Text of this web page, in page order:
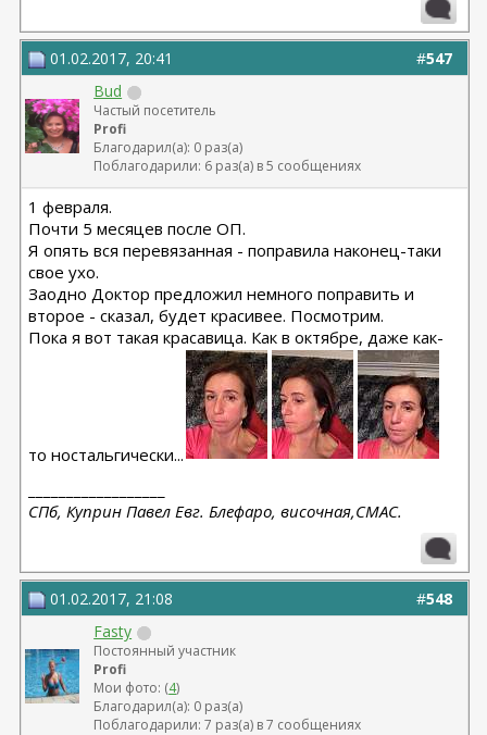
#547
01.02.2017, 20:41
Bud
Частый посетитель
Profi
Благодарил(а): 0 раз(а)
Поблагодарили: 6 раз(а) в 5 сообщениях
1 февраля.
Почти 5 месяцев после ОП.
Я опять вся перевязанная - поправила наконец-таки
свое ухо.
Заодно Доктор предложил немного поправить и
второе - сказал, будет красивее. Посмотрим.
Пока я вот такая красавица. Как в октябре, даже как-
то ностальгически...
СПб, Куприн Павел Евг. Блефаро, височная,СМАС.
#548
01.02.2017, 21:08
Fasty
Постоянный участник
Profi
Мои фото: (4)
Благодарил(а): 0 раз(а)
Поблагодарили: 7 раз(а) в 7 сообщениях